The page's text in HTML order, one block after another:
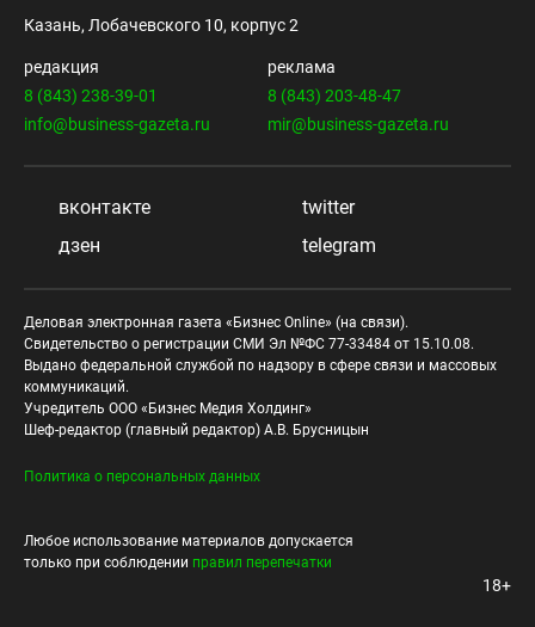
Казань, Лобачевского 10, корпус 2
редакция
8 (843) 238-39-01
info@business-gazeta.ru
реклама
8 (843) 203-48-47
mir@business-gazeta.ru
вконтакте
twitter
дзен
telegram
Деловая электронная газета «Бизнес Online» (на связи).
Свидетельство о регистрации СМИ Эл №ФС 77-33484 от 15.10.08.
Выдано федеральной службой по надзору в сфере связи и массовых
коммуникаций.
Учредитель ООО «Бизнес Медия Холдинг»
Шеф-редактор (главный редактор) А.В. Брусницын
Политика о персональных данных
Любое использование материалов допускается
только при соблюдении правил перепечатки
18+